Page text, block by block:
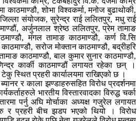
काठमाण्डौ, शोभा विश्वकर्मा, मनोज बुढाथोकी,
संयोजक, सुरेन्द्र राई ललितपुर, मधु राई
अर्जुनलाल श्रेष्ठ ललितपुर, प्रेम तामाङ
मंगल तामाङ काठमाण्डौ, कर्ण वि.सि
सरोज मोक्तान काठमाण्डौ, बद्रीहरि
काठमाण्डौ, बाल कुमार सुनार काठमाण्डौ,
कार्की काठमाण्डौं लगायत रहेका छन् ।
टेकु स्थित प्रहरी कार्यालयमा राखिएको छ ।
र काला झण्डाहरुसहित विरोध प्रदर्शनमा
भारतीय विस्तारवादका विरुद्ध चर्का
पर्नु अघि मोर्चाका अध्यक्ष गजुरेल लगायत
र प्रहरी बीच झडप भएको थियो । विरोध